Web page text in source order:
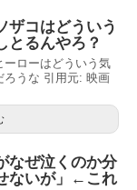
ザコはどういう
とるんやろ？
ーローはどういう気
ろうな 引用元: 映画
なぜ泣くのか分
ないが」←これ